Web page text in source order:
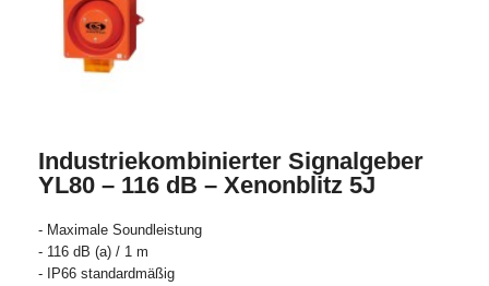
Industriekombinierter Signalgeber
YL80 – 116 dB – Xenonblitz 5J
- Maximale Soundleistung
- 116 dB (a) / 1 m
- IP66 standardmäßig